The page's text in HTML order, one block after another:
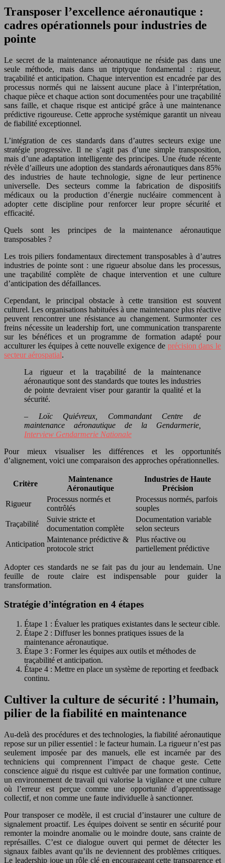
Transposer l’excellence aéronautique :
cadres opérationnels pour industries de
pointe
Le secret de la maintenance aéronautique ne réside pas dans une
seule méthode, mais dans un triptyque fondamental : rigueur,
traçabilité et anticipation. Chaque intervention est encadrée par des
processus normés qui ne laissent aucune place à l’interprétation,
chaque pièce et chaque action sont documentées pour une traçabilité
sans faille, et chaque risque est anticipé grâce à une maintenance
prédictive rigoureuse. Cette approche systémique garantit un niveau
de fiabilité exceptionnel.
L’intégration de ces standards dans d’autres secteurs exige une
stratégie progressive. Il ne s’agit pas d’une simple transposition,
mais d’une adaptation intelligente des principes. Une étude récente
révèle d’ailleurs une adoption des standards aéronautiques dans 85%
des industries de haute technologie, signe de leur pertinence
universelle. Des secteurs comme la fabrication de dispositifs
médicaux ou la production d’énergie nucléaire commencent à
adopter cette discipline pour renforcer leur propre sécurité et
efficacité.
Quels sont les principes de la maintenance aéronautique
transposables ?
Les trois piliers fondamentaux directement transposables à d’autres
industries de pointe sont : une rigueur absolue dans les processus,
une traçabilité complète de chaque intervention et une culture
d’anticipation des défaillances.
Cependant, le principal obstacle à cette transition est souvent
culturel. Les organisations habituées à une maintenance plus réactive
peuvent rencontrer une résistance au changement. Surmonter ces
freins nécessite un leadership fort, une communication transparente
sur les bénéfices et un programme de formation adapté pour
acculturer les équipes à cette nouvelle exigence de précision dans le
secteur aérospatial.
La rigueur et la traçabilité de la maintenance
aéronautique sont des standards que toutes les industries
de pointe devraient viser pour garantir la qualité et la
sécurité.
– Loïc Quiévreux, Commandant Centre de
maintenance aéronautique de la Gendarmerie,
Interview Gendarmerie Nationale
Pour mieux visualiser les différences et les opportunités
d’alignement, voici une comparaison des approches opérationnelles.
Critère
Maintenance
Aéronautique
Industries de Haute
Précision
Rigueur
Processus normés et
contrôlés
Processus normés, parfois
souples
Traçabilité
Suivie stricte et
documentation complète
Documentation variable
selon secteurs
Anticipation
Maintenance prédictive &
protocole strict
Plus réactive ou
partiellement prédictive
Adopter ces standards ne se fait pas du jour au lendemain. Une
feuille de route claire est indispensable pour guider la
transformation.
Stratégie d’intégration en 4 étapes
Étape 1 : Évaluer les pratiques existantes dans le secteur cible.
Étape 2 : Diffuser les bonnes pratiques issues de la
maintenance aéronautique.
Étape 3 : Former les équipes aux outils et méthodes de
traçabilité et anticipation.
Étape 4 : Mettre en place un système de reporting et feedback
continu.
Cultiver la culture de sécurité : l’humain,
pilier de la fiabilité en maintenance
Au-delà des procédures et des technologies, la fiabilité aéronautique
repose sur un pilier essentiel : le facteur humain. La rigueur n’est pas
seulement imposée par des manuels, elle est incarnée par des
techniciens qui comprennent l’impact de chaque geste. Cette
conscience aiguë du risque est cultivée par une formation continue,
un environnement de travail qui valorise la vigilance et une culture
où l’erreur est perçue comme une opportunité d’apprentissage
collectif, et non comme une faute individuelle à sanctionner.
Pour transposer ce modèle, il est crucial d’instaurer une culture de
signalement proactif. Les équipes doivent se sentir en sécurité pour
remonter la moindre anomalie ou le moindre doute, sans crainte de
représailles. C’est ce dialogue ouvert qui permet de détecter les
signaux faibles avant qu’ils ne deviennent des problèmes critiques.
Le leadership joue un rôle clé en encourageant cette transparence et